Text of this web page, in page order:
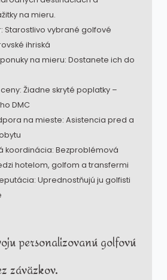
na mieru.
Starostlivo vybrané golfové
ihriská
na mieru: Dostanete ich do
Žiadne skryté poplatky –
DMC
na mieste: Asistencia pred a
koordinácia: Bezproblémová
hotelom, golfom a transfermi
Uprednostňujú ju golfisti
personalizovanú golfovú
záväzkov.